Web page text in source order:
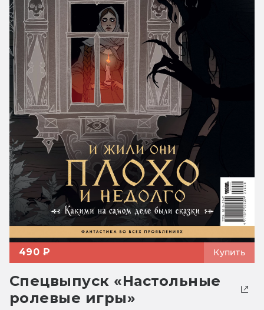
490 ₽ Купить
Спецвыпуск «Настольные
ролевые игры»